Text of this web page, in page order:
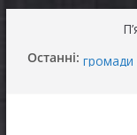
Останні: